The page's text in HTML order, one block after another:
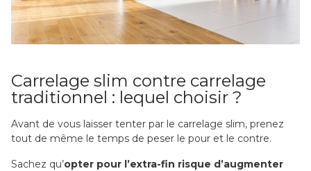
Carrelage slim contre carrelage
traditionnel : lequel choisir ?
Avant de vous laisser tenter par le carrelage slim, prenez
tout de même le temps de peser le pour et le contre.
Sachez qu’opter pour l’extra-fin risque d’augmenter